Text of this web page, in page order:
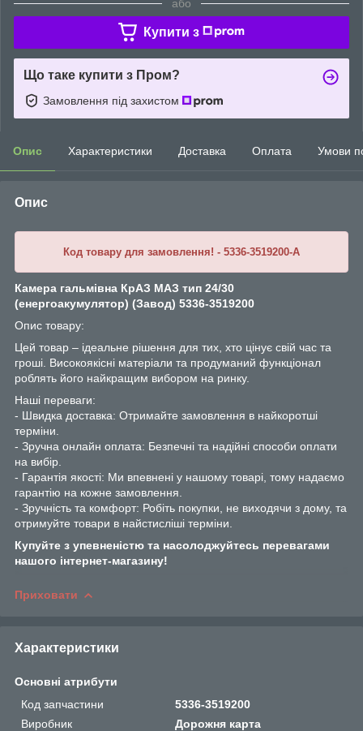
або
Купити з
Що таке купити з Пром?
Замовлення під захистом
Опис Характеристики Доставка Оплата Умови
Опис
Код товару для замовлення! - 5336-3519200-A
Камера гальмівна КрАЗ МАЗ тип 24/30
(енергоакумулятор) (Завод) 5336-3519200
Опис товару:
Цей товар – ідеальне рішення для тих, хто цінує свій час та
гроші. Високоякісні матеріали та продуманий функціонал
роблять його найкращим вибором на ринку.
Наші переваги:
- Швидка доставка: Отримайте замовлення в найкоротші
терміни.
- Зручна онлайн оплата: Безпечні та надійні способи оплати
на вибір.
- Гарантія якості: Ми впевнені у нашому товарі, тому надаємо
гарантію на кожне замовлення.
- Зручність та комфорт: Робіть покупки, не виходячи з дому, та
отримуйте товари в найстисліші терміни.
Купуйте з упевненістю та насолоджуйтесь перевагами
нашого інтернет-магазину!
Приховати
Характеристики
Основні атрибути
Код запчастини
5336-3519200
Виробник
Дорожня карта